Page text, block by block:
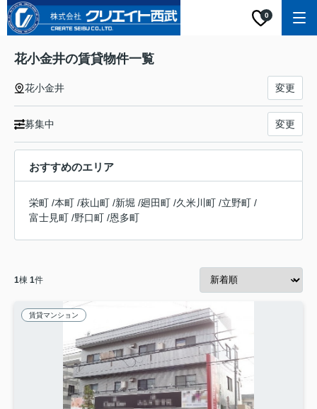
0
花小金井の賃貸物件一覧
花小金井 変更
募集中 変更
おすすめのエリア
栄町 /本町 /萩山町 /新堀 /廻田町 /久米川町 /立野町 /
富士見町 /野口町 /恩多町
1棟 1件
賃貸マンション